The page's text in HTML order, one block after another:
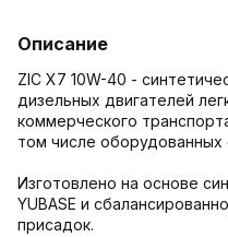
Описание
ZIC X7 10W-40 -
дизельных двигателей
коммерческого
том числе
Изготовлено на основе
YUBASE и
присадок.